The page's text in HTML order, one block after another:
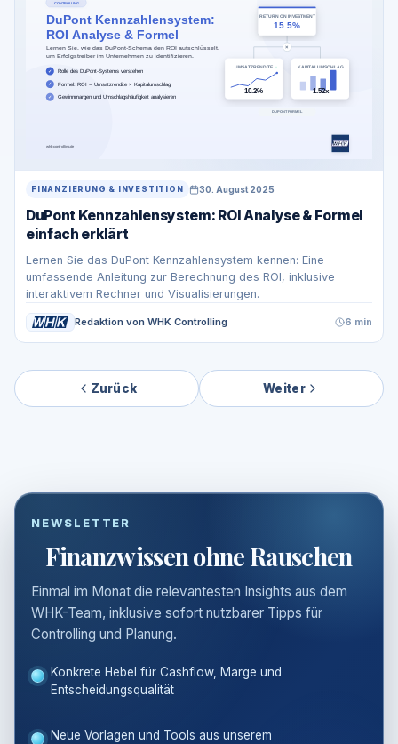
FINANZIERUNG & INVESTITION 30. August 2025
DuPont Kennzahlensystem: ROI Analyse & Formel
einfach erklärt
Lernen Sie das DuPont Kennzahlensystem kennen: Eine
umfassende Anleitung zur Berechnung des ROI, inklusive
interaktivem Rechner und Visualisierungen.
Redaktion von WHK Controlling 6 min
Zurück Weiter
NEWSLETTER
Finanzwissen ohne Rauschen
Einmal im Monat die relevantesten Insights aus dem
WHK-Team, inklusive sofort nutzbarer Tipps für
Controlling und Planung.
Konkrete Hebel für Cashflow, Marge und
Entscheidungsqualität
Neue Vorlagen und Tools aus unserem